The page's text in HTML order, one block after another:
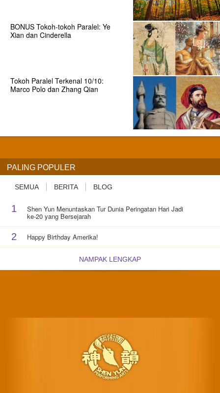
BONUS Tokoh-tokoh Paralel: Ye
Xian dan Cinderella
Tokoh Paralel Terkenal 10/10:
Marco Polo dan Zhang Qian
PALING POPULER
SEMUA BERITA BLOG
1 Shen Yun Menuntaskan Tur Dunia Peringatan Hari Jadi
ke-20 yang Bersejarah
2 Happy Birthday Amerika!
NAMPAK LENGKAP